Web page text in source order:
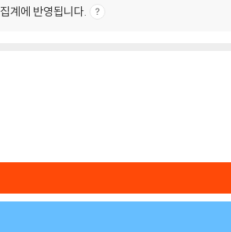
집계에 반영됩니다.